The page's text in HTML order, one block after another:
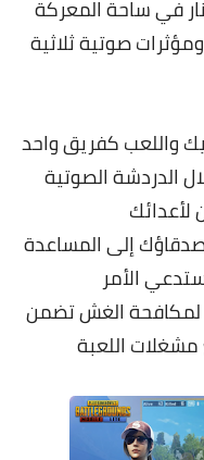
في ساحة المعركة
صوتية ثلاثية
واللعب كفريق واحد
الدردشة الصوتية
لأعدائك
إلى المساعدة
الأمر
لمكافحة الغش تضمن
اللعبة